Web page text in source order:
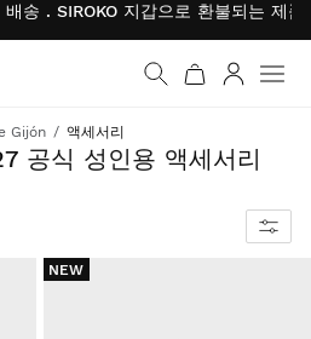
송 . SIROKO 지갑으로 환불되는 제
이동
Gijón 액세서리
공식 성인용 액세서리
NEW